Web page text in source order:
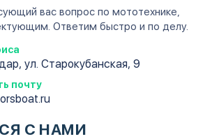
вас вопрос по мототехнике,
Ответим быстро и по делу.
ул. Старокубанская, 9
почту
С НАМИ